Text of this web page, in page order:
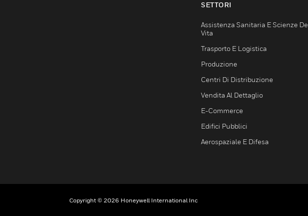
SETTORI
Assistenza Sanitaria E Scienze
Vita
Trasporto E Logistica
Produzione
Centri Di Distribuzione
Vendita Al Dettaglio
E-Commerce
Edifici Pubblici
Aerospaziale E Difesa
Copyright © 2026 Honeywell International Inc